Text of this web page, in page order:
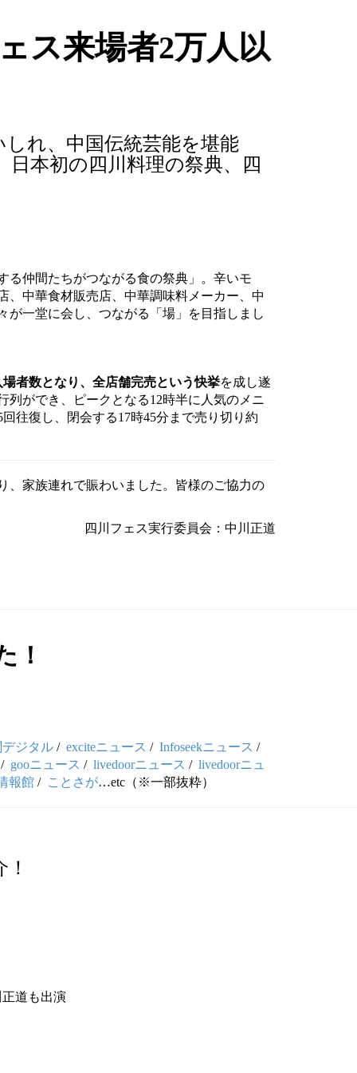
ス来場者2万人以
れ、中国伝統芸能を堪能
本初の四川料理の祭典、四
る仲間たちがつながる食の祭典」。辛いモ
、中華食材販売店、中華調味料メーカー、中
が一堂に会し、つながる「場」を目指しまし
者数となり、全店舗完売という快挙を成し遂
列ができ、ピークとなる12時半に人気のメニ
往復し、閉会する17時45分まで売り切り約
、家族連れで賑わいました。皆様のご協力の
四川フェス実行委員会：中川正道
！
ジタル / exciteニュース / Infoseekニュース /
gooニュース / livedoorニュース / livedoorニュ
報館 / ことさが…etc（※一部抜粋）
道も出演